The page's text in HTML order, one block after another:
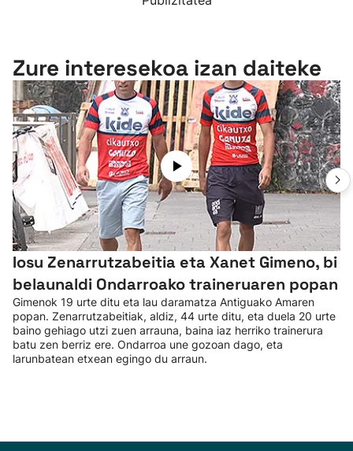
Zure interesekoa izan daiteke
Iosu Zenarrutzabeitia eta Xanet Gimeno, bi
belaunaldi Ondarroako traineruaren popan
Gimenok 19 urte ditu eta lau daramatza Antiguako Amaren
popan. Zenarrutzabeitiak, aldiz, 44 urte ditu, eta duela 20 urte
baino gehiago utzi zuen arrauna, baina iaz herriko trainerura
batu zen berriz ere. Ondarroa une gozoan dago, eta
larunbatean etxean egingo du arraun.